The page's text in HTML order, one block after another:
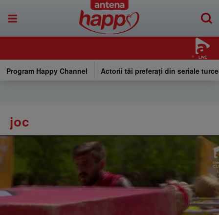
LIVE
Program Happy Channel Actorii tăi preferați din seriale
joc